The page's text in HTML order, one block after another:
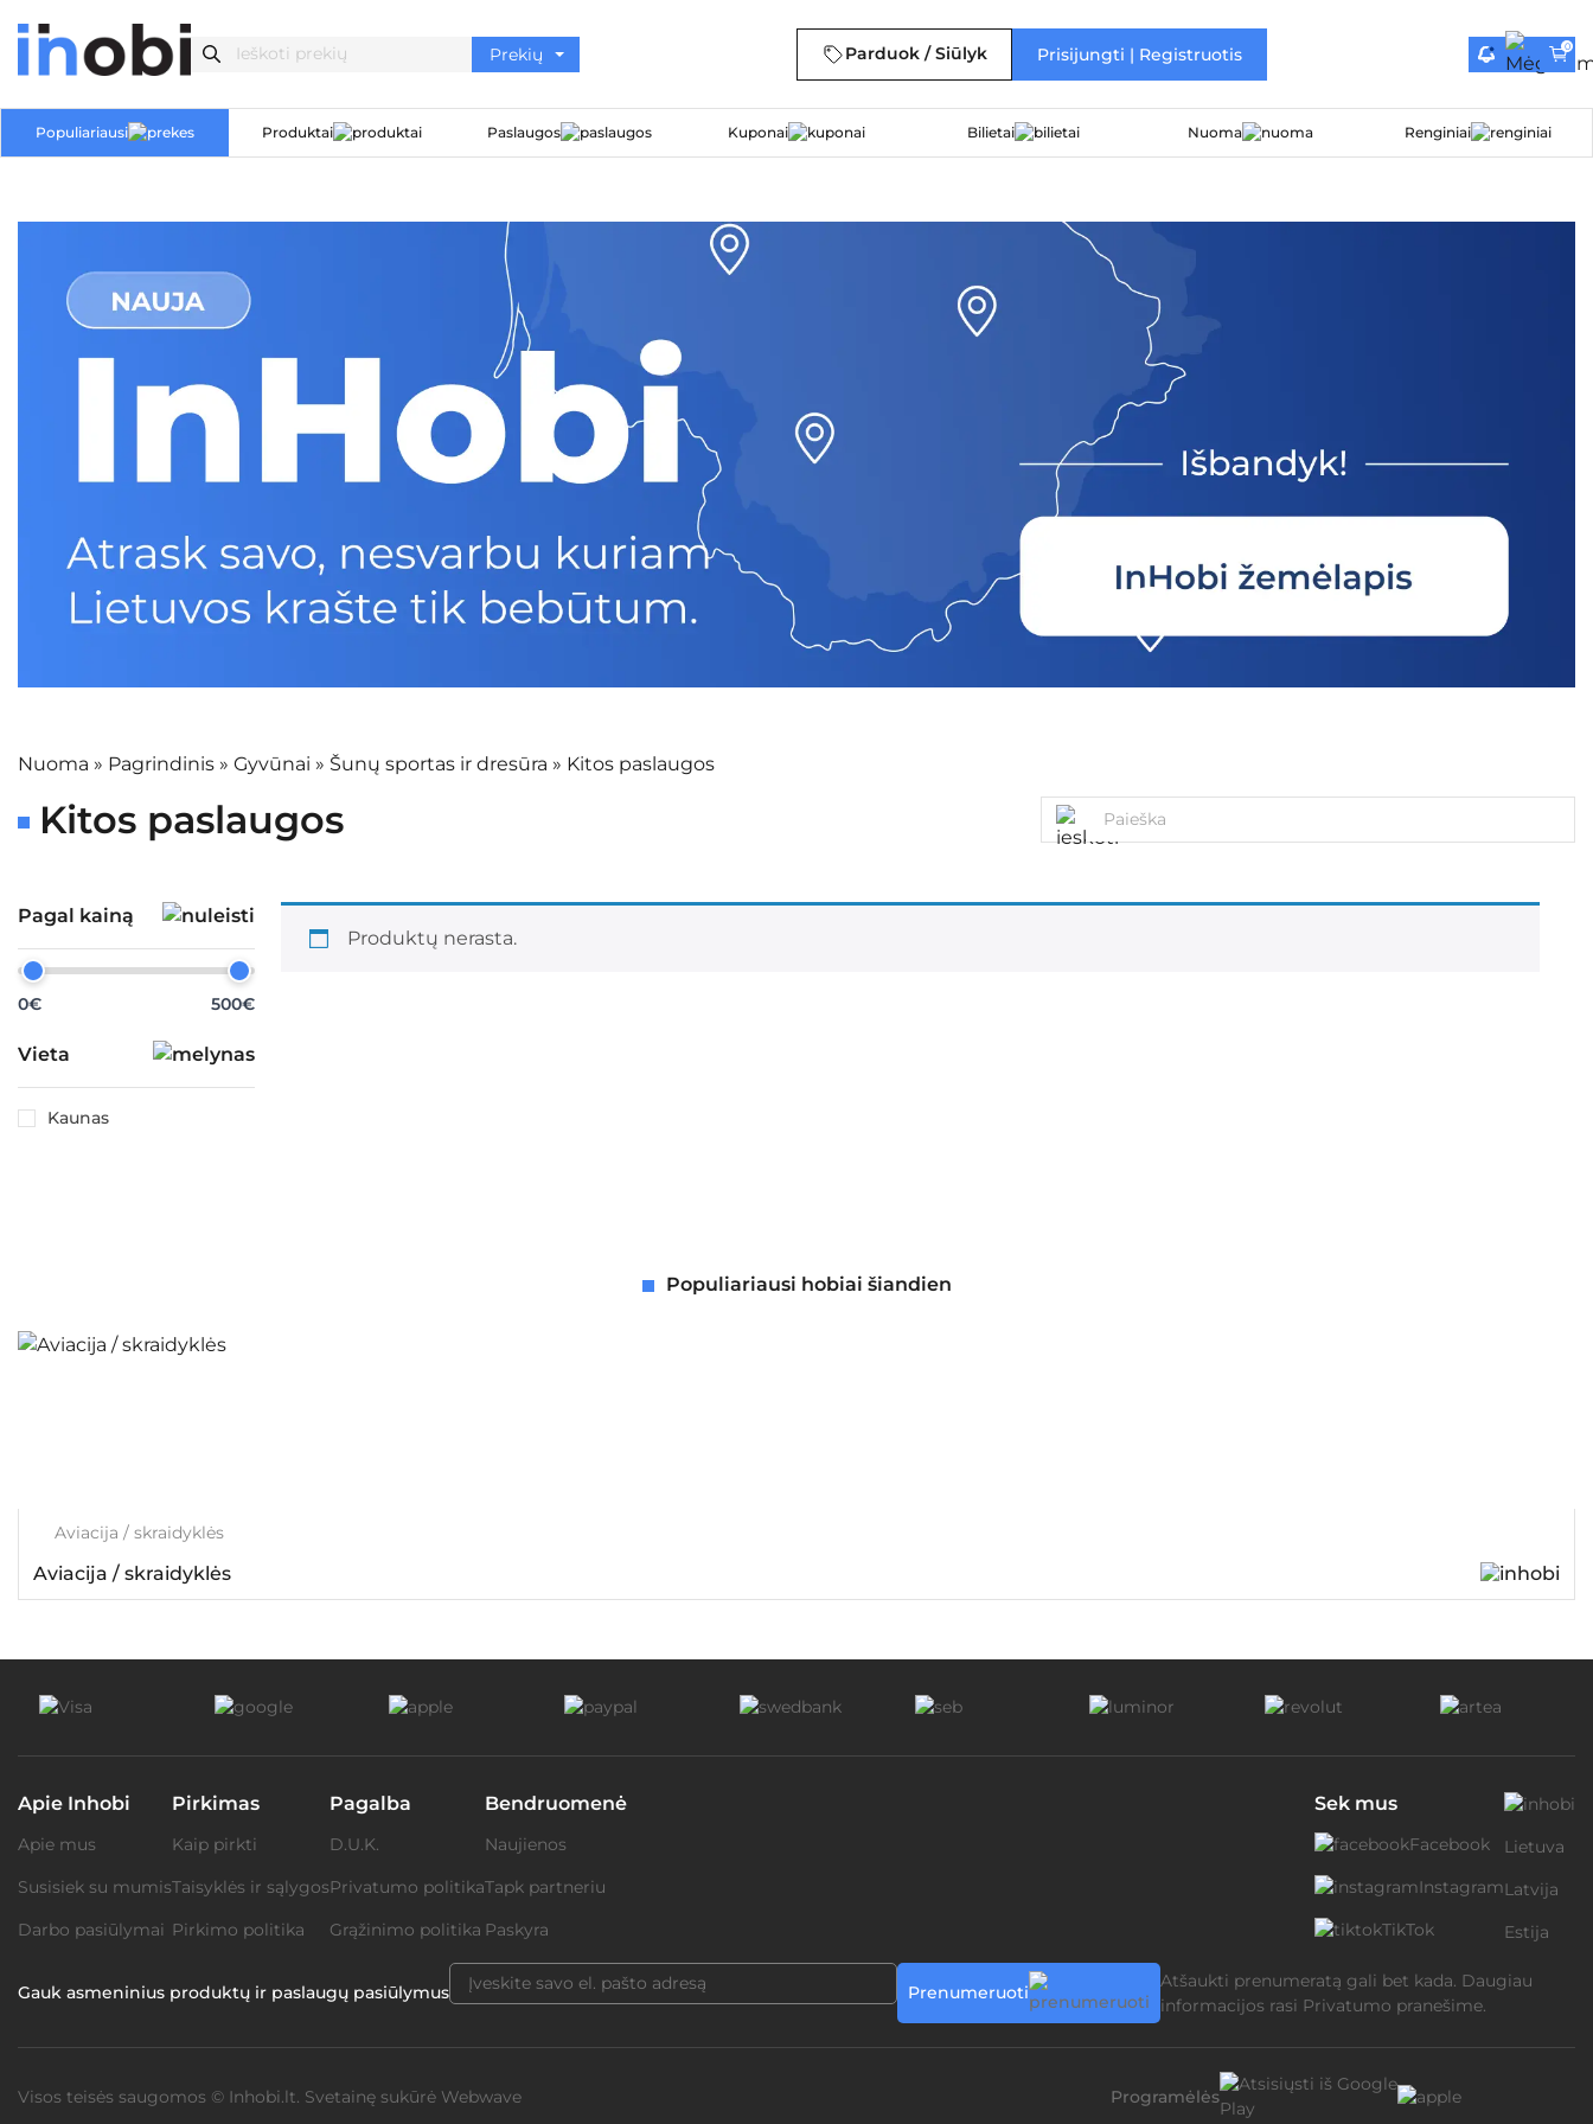
Parduok / Siūlyk Prisijungti | Registruotis 0
Populiariausi Produktai Paslaugos Kuponai Bilietai Nuoma Renginiai
Nuoma » Pagrindinis » Gyvūnai » Šunų sportas ir dresūra » Kitos paslaugos
Kitos paslaugos
Pagal kainą
0€ 500€
Vieta
Kaunas
Produktų nerasta.
Populiariausi hobiai šiandien
Aviacija / skraidyklės
Aviacija / skraidyklės
Apie Inhobi
Apie mus
Susisiek su mumis
Darbo pasiūlymai
Pirkimas
Kaip pirkti
Taisyklės ir sąlygos
Pirkimo politika
Pagalba
D.U.K.
Privatumo politika
Grąžinimo politika
Bendruomenė
Naujienos
Tapk partneriu
Paskyra
Sek mus
Facebook
Instagram
TikTok
Lietuva
Latvija
Estija
Gauk asmeninius produktų ir paslaugų pasiūlymus Prenumeruoti
Atšaukti prenumeratą gali bet kada. Daugiau
informacijos rasi Privatumo pranešime.
Visos teisės saugomos © Inhobi.lt. Svetainę sukūrė Webwave Programėlės